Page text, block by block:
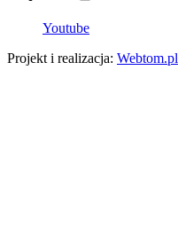
Youtube
Projekt i realizacja: Webtom.pl